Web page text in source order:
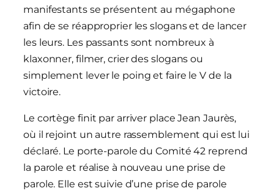
manifestants se présentent au mégaphone
afin de se réapproprier les slogans et de lancer
les leurs. Les passants sont nombreux à
klaxonner, filmer, crier des slogans ou
simplement lever le poing et faire le V de la
victoire.
Le cortège finit par arriver place Jean Jaurès,
où il rejoint un autre rassemblement qui est lui
déclaré. Le porte-parole du Comité 42 reprend
la parole et réalise à nouveau une prise de
parole. Elle est suivie d’une prise de parole